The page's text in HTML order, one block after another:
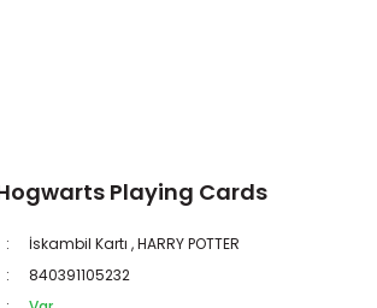
Playing Cards
İskambil Kartı ,HARRY POTTER
840391105232